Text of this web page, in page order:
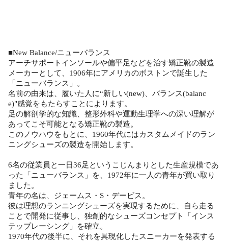
■New Balance/ニューバランス
アーチサポートインソールや偏平足などを治す矯正靴の製造
メーカーとして、1906年にアメリカのボストンで誕生した
「ニューバランス」。
名前の由来は、履いた人に“新しい(new)、バランス(balanc
e)"感覚をもたらすことによります。
足の解剖学的な知識、整形外科や運動生理学への深い理解が
あってこそ可能となる矯正靴の製造。
このノウハウをもとに、1960年代にはカスタムメイドのラン
ニングシューズの製造を開始します。
6名の従業員と一日36足というこじんまりとした生産規模であ
った「ニューバランス」を、1972年に一人の青年が買い取り
ました。
青年の名は、ジェームス・S・デービス。
彼は理想のランニングシューズを実現するために、自ら走る
ことで開発に従事し、独創的なシューズコンセプト「インス
テップレーシング」を確立。
1970年代の後半に、それを具現化したスニーカーを発表する